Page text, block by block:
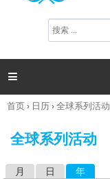
搜
索

你
这
首页› 日历›全球系列活动
全球系列活动
月 日 年